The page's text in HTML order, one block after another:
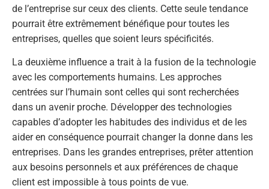
de l’entreprise sur ceux des clients. Cette seule tendance
pourrait être extrêmement bénéfique pour toutes les
entreprises, quelles que soient leurs spécificités.
La deuxième influence a trait à la fusion de la technologie
avec les comportements humains. Les approches
centrées sur l’humain sont celles qui sont recherchées
dans un avenir proche. Développer des technologies
capables d’adopter les habitudes des individus et de les
aider en conséquence pourrait changer la donne dans les
entreprises. Dans les grandes entreprises, prêter attention
aux besoins personnels et aux préférences de chaque
client est impossible à tous points de vue.